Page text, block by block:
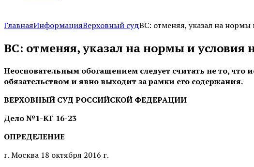
ГлавнаяИнформацияВерховный судВС: отменяя, указал на нормы
ВС: отменяя, указал на нормы и условия
Неосновательным обогащением следует считать не то, что
обязательством и явно выходит за рамки его содержания.
ВЕРХОВНЫЙ СУД РОССИЙСКОЙ ФЕДЕРАЦИИ
Дело №1-КГ 16-23
ОПРЕДЕЛЕНИЕ
г. Москва 18 октября 2016 г.